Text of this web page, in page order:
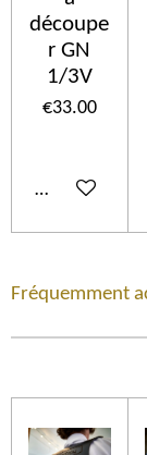
découpe
r GN
1/3V
€33.00
Add to cart
Fréquemment